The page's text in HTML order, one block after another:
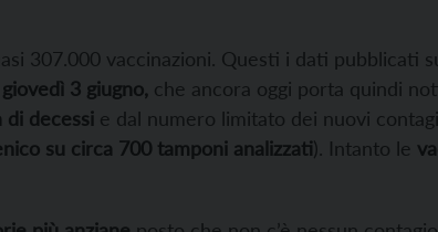
307.000 vaccinazioni. Questi i dati pubblicati
giovedì 3 giugno, che ancora oggi porta quindi
di decessi e dal numero limitato dei nuovi
su circa 700 tamponi analizzati). Intanto le